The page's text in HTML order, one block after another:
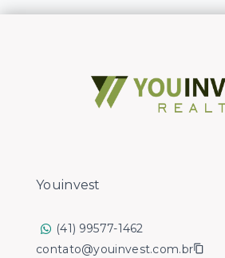
Youinvest
(41) 99577-1462
contato@youinvest.com.br